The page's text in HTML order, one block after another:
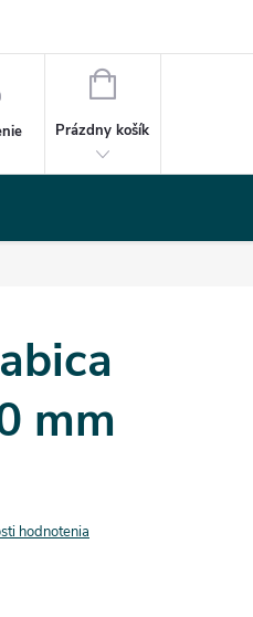
NÁKUPNÝ
Prázdny košík
mm
hodnotenia